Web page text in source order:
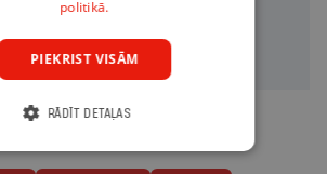
koalīcijas
politikā.
PIEKRIST VISĀM
RĀDĪT DETAĻAS